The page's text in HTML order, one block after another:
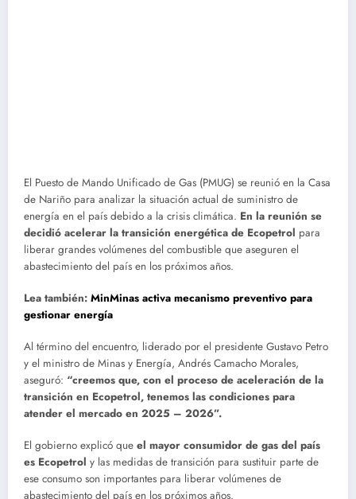
El Puesto de Mando Unificado de Gas (PMUG) se reunió en la Casa
de Nariño para analizar la situación actual de suministro de
energía en el país debido a la crisis climática. En la reunión se
decidió acelerar la transición energética de Ecopetrol para
liberar grandes volúmenes del combustible que aseguren el
abastecimiento del país en los próximos años.
Lea también: MinMinas activa mecanismo preventivo para
gestionar energía
Al término del encuentro, liderado por el presidente Gustavo Petro
y el ministro de Minas y Energía, Andrés Camacho Morales,
aseguró: “creemos que, con el proceso de aceleración de la
transición en Ecopetrol, tenemos las condiciones para
atender el mercado en 2025 – 2026”.
El gobierno explicó que el mayor consumidor de gas del país
es Ecopetrol y las medidas de transición para sustituir parte de
ese consumo son importantes para liberar volúmenes de
abastecimiento del país en los próximos años.